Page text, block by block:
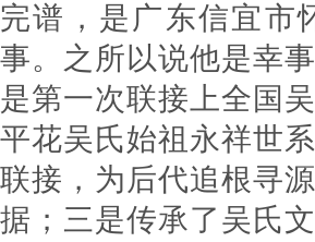
完谱，是广东信宜市
事。之所以说他是幸
是第一次联接上全国
平花吴氏始祖永祥世
联接，为后代追根寻
据；三是传承了吴氏